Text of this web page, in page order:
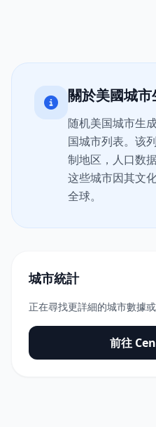
關於美國城
随机美国城市生
国城市列表。该
制地区，人口数
这些城市因其文
全球。
城市統計
正在尋找更詳細的城市數據
前往